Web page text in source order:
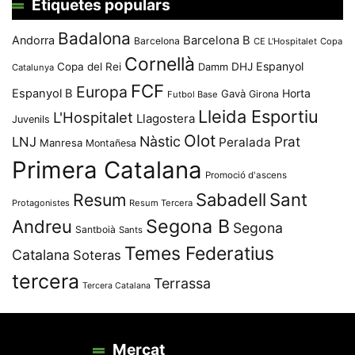
Etiquetes populars
Andorra Badalona Barcelona Barcelona B CE L'Hospitalet Copa
Catalunya Copa del Rei Cornellà Damm DHJ Espanyol
Espanyol B Europa FCF Futbol Base Gavà Girona Horta
Juvenils L'Hospitalet Llagostera Lleida Esportiu
LNJ Manresa Montañesa Nàstic Olot Peralada Prat
Primera Catalana Promoció d'ascens
Protagonistes Resum Resum Tercera Sabadell Sant
Andreu Santboià Sants Segona B Segona
Catalana Soteras Temes Federatius
tercera Tercera Catalana Terrassa
Mercat